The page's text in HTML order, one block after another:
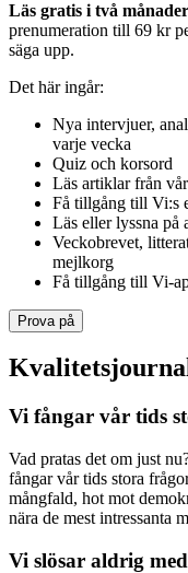
Läs gratis i två
prenumeration till 69 kr
säga upp.
Det här ingår:
Nya intervjuer,
varje vecka
Quiz och korsord
Läs artiklar från
Få tillgång till Vi:s
Läs eller lyssna på
Veckobrevet,
mejlkorg
Få tillgång till Vi-
Prova på
Vi fångar vår tids
Vad pratas det om just
fångar vår tids stora
mångfald, hot mot
nära de mest intressanta
Vi slösar aldrig